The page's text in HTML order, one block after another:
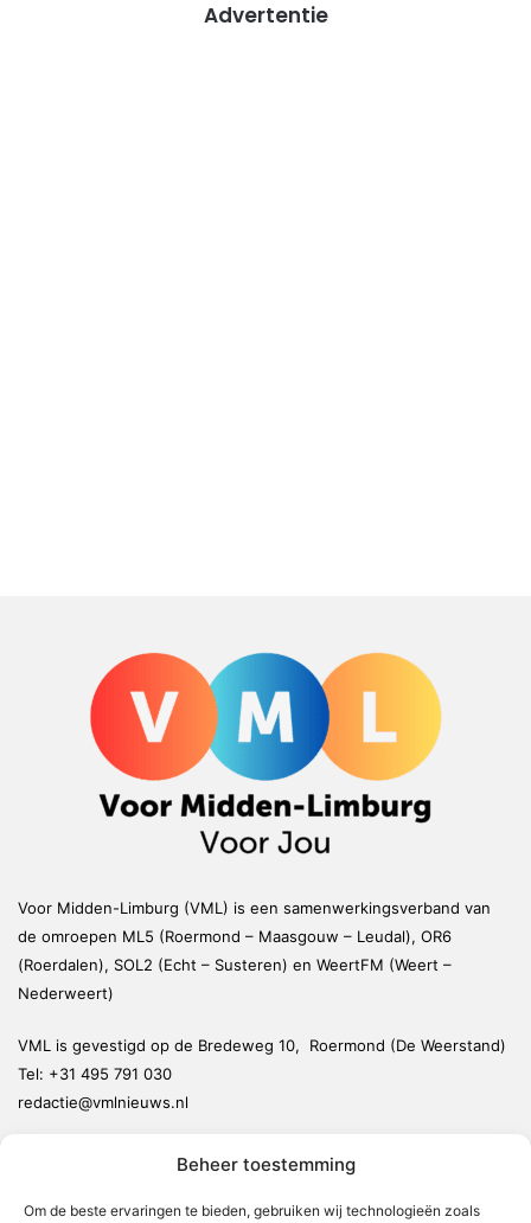
Beheer toestemming
Om de beste ervaringen te bieden, gebruiken wij technologieën zoals
Advertentie
Voor Midden-Limburg (VML) is een samenwerkingsverband van
de omroepen ML5 (Roermond – Maasgouw – Leudal), OR6
(Roerdalen), SOL2 (Echt – Susteren) en WeertFM (Weert –
Nederweert)
VML is gevestigd op de Bredeweg 10, Roermond (De Weerstand)
Tel: +31 495 791 030
redactie@vmlnieuws.nl
Nederweert